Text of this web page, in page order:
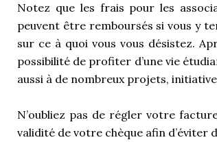
Notez que les frais pour les
peuvent être remboursés si vous y
sur ce à quoi vous vous désistez.
possibilité de profiter d’une vie
aussi à de nombreux projets,
N’oubliez pas de régler votre
validité de votre chèque afin d’éviter